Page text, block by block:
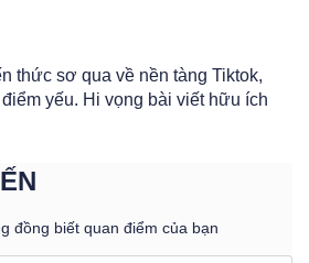
thức sơ qua về nền tàng Tiktok,
yếu. Hi vọng bài viết hữu ích
đồng biết quan điểm của bạn